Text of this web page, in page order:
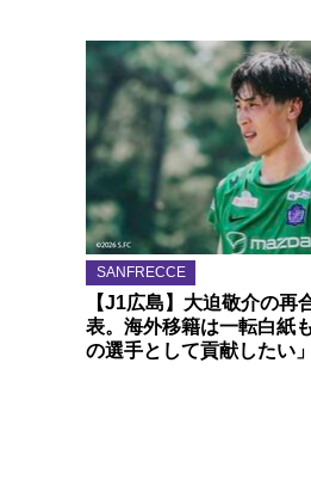
SANFRECCE
【J1広島】大迫敬介の再
表。海外移籍は一転白紙
の選手として貢献したい」